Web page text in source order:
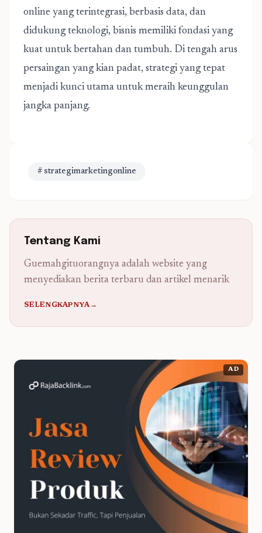
online yang terintegrasi, berbasis data, dan
didukung teknologi, bisnis memiliki fondasi yang
kuat untuk bertahan dan tumbuh. Di tengah arus
persaingan yang kian padat, strategi yang tepat
menjadi kunci utama untuk meraih keunggulan
jangka panjang.
# strategimarketingonline
Tentang Kami
Guemahgituorangnya adalah website yang
menyediakan berita terbaru dan artikel menarik
SELENGKAPNYA→
AD